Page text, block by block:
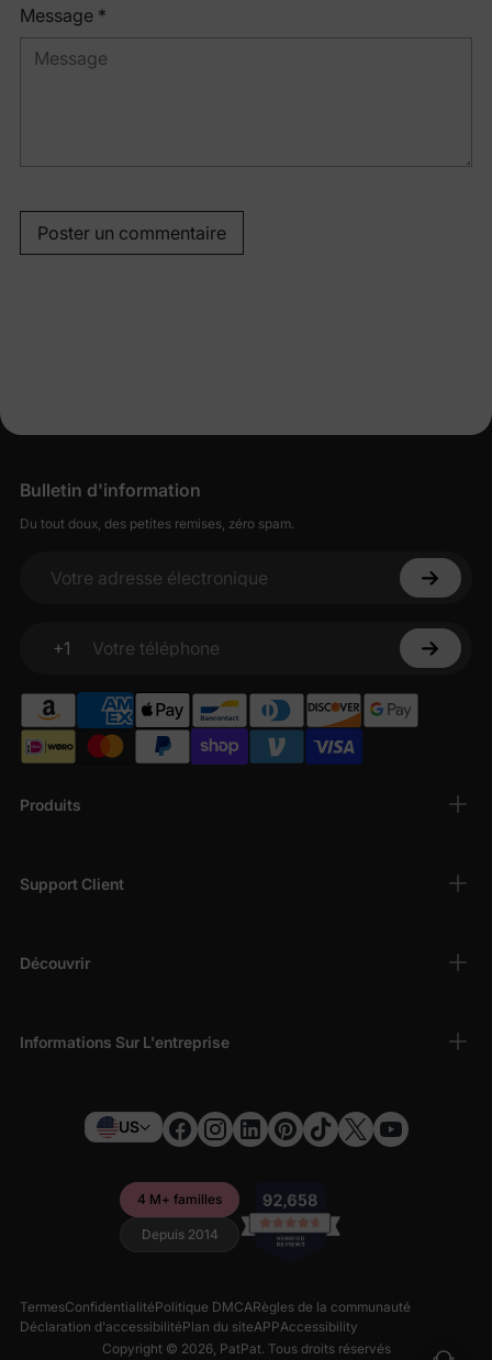
Message *
Poster un commentaire
Produits
Support Client
Découvrir
Informations Sur L'entreprise
Bulletin d'information
Du tout doux, des petites remises, zéro spam.
Votre adresse électronique
+1
Votre téléphone
US
4 M+ familles
Depuis 2014
TermesConfidentialitéPolitique DMCARègles de la communauté
Déclaration d'accessibilitéPlan du siteAPPAccessibility
Copyright © 2026, PatPat. Tous droits réservés